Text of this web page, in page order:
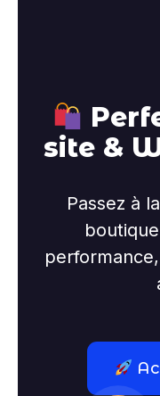
site &
Passez à